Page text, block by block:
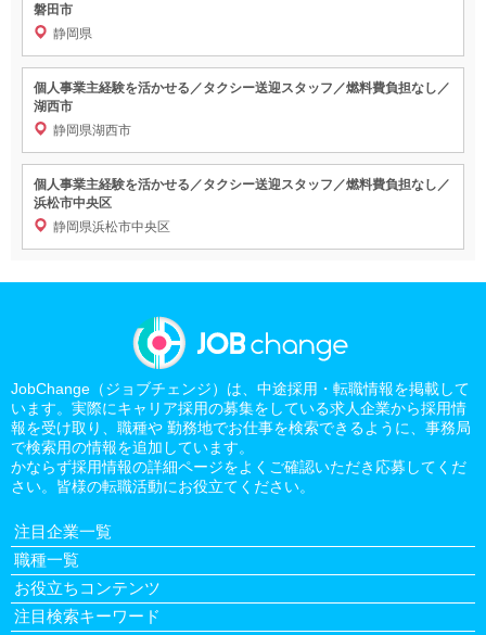
磐田市
静岡県
個人事業主経験を活かせる／タクシー送迎スタッフ／燃料費負担なし／
湖西市
静岡県湖西市
個人事業主経験を活かせる／タクシー送迎スタッフ／燃料費負担なし／
浜松市中央区
静岡県浜松市中央区
JobChange（ジョブチェンジ）は、中途採用・転職情報を掲載して
います。実際にキャリア採用の募集をしている求人企業から採用情
報を受け取り、職種や 勤務地でお仕事を検索できるように、事務局
で検索用の情報を追加しています。
かならず採用情報の詳細ページをよくご確認いただき応募してくだ
さい。皆様の転職活動にお役立てください。
注目企業一覧
職種一覧
お役立ちコンテンツ
注目検索キーワード